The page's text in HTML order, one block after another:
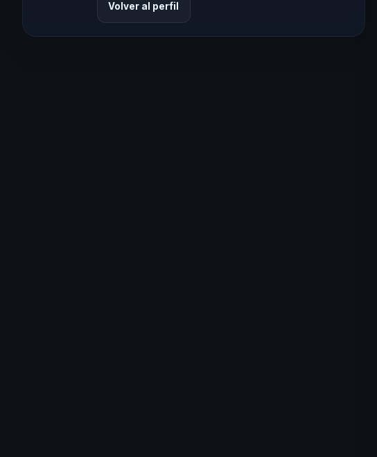
Volver al perfil